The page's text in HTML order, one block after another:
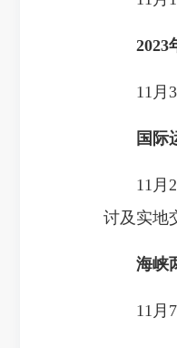
2023
11月3
国际
11月
讨及实地
海峡
11月7